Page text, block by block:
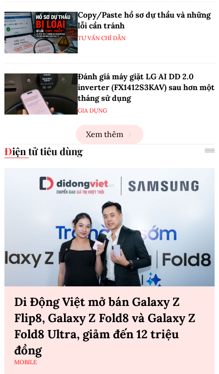
Copy/Paste hồ sơ dự thầu và những
lỗi cần tránh
TƯ VẤN CHỈ DẪN
Đánh giá máy giặt LG AI DD 2.0
inverter (FX1412S3KAV) sau hơn một
tháng sử dụng
GIA DỤNG
Xem thêm
Điện tử tiêu dùng
Di Động Việt mở bán Galaxy Z
Flip8, Galaxy Z Fold8 và Galaxy Z
Fold8 Ultra, giảm đến 12 triệu
đồng
MOBILE